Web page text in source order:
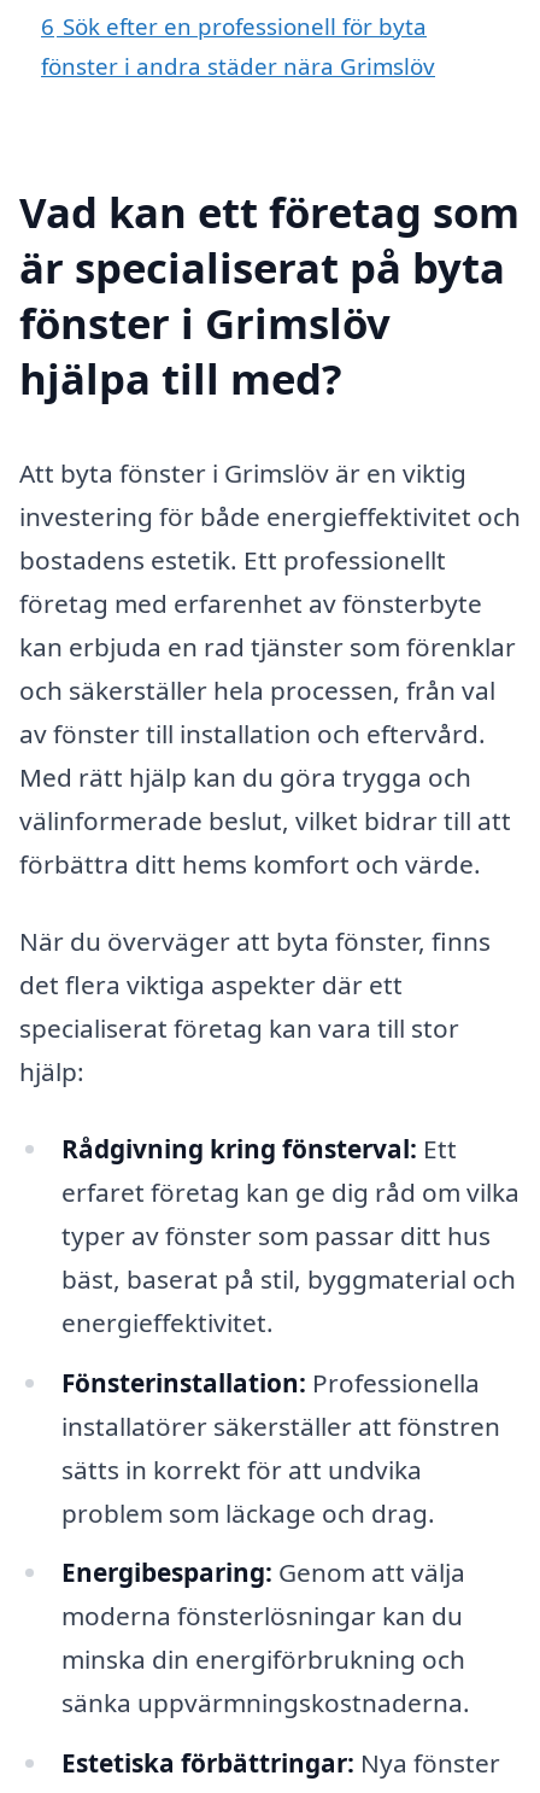
6 Sök efter en professionell för byta
fönster i andra städer nära Grimslöv
Vad kan ett företag som
är specialiserat på byta
fönster i Grimslöv
hjälpa till med?
Att byta fönster i Grimslöv är en viktig
investering för både energieffektivitet och
bostadens estetik. Ett professionellt
företag med erfarenhet av fönsterbyte
kan erbjuda en rad tjänster som förenklar
och säkerställer hela processen, från val
av fönster till installation och eftervård.
Med rätt hjälp kan du göra trygga och
välinformerade beslut, vilket bidrar till att
förbättra ditt hems komfort och värde.
När du överväger att byta fönster, finns
det flera viktiga aspekter där ett
specialiserat företag kan vara till stor
hjälp:
Rådgivning kring fönsterval: Ett
erfaret företag kan ge dig råd om vilka
typer av fönster som passar ditt hus
bäst, baserat på stil, byggmaterial och
energieffektivitet.
Fönsterinstallation: Professionella
installatörer säkerställer att fönstren
sätts in korrekt för att undvika
problem som läckage och drag.
Energibesparing: Genom att välja
moderna fönsterlösningar kan du
minska din energiförbrukning och
sänka uppvärmningskostnaderna.
Estetiska förbättringar: Nya fönster